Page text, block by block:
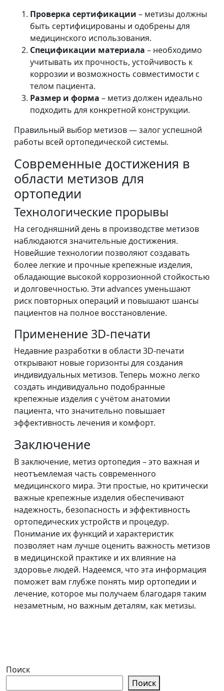
Проверка сертификации – метизы должны
быть сертифицированы и одобрены для
медицинского использования.
Спецификации материала – необходимо
учитывать их прочность, устойчивость к
коррозии и возможность совместимости с
телом пациента.
Размер и форма – метиз должен идеально
подходить для конкретной конструкции.
Правильный выбор метизов — залог успешной
работы всей ортопедической системы.
Современные достижения в
области метизов для
ортопедии
Технологические прорывы
На сегодняшний день в производстве метизов
наблюдаются значительные достижения.
Новейшие технологии позволяют создавать
более легкие и прочные крепежные изделия,
обладающие высокой коррозионной стойкостью
и долговечностью. Эти advances уменьшают
риск повторных операций и повышают шансы
пациентов на полное восстановление.
Применение 3D-печати
Недавние разработки в области 3D-печати
открывают новые горизонты для создания
индивидуальных метизов. Теперь можно легко
создать индивидуально подобранные
крепежные изделия с учётом анатомии
пациента, что значительно повышает
эффективность лечения и комфорт.
Заключение
В заключение, метиз ортопедия – это важная и
неотъемлемая часть современного
медицинского мира. Эти простые, но критически
важные крепежные изделия обеспечивают
надежность, безопасность и эффективность
ортопедических устройств и процедур.
Понимание их функций и характеристик
позволяет нам лучше оценить важность метизов
в медицинской практике и их влияние на
здоровье людей. Надеемся, что эта информация
поможет вам глубже понять мир ортопедии и
лечение, которое мы получаем благодаря таким
незаметным, но важным деталям, как метизы.
Поиск
Поиск